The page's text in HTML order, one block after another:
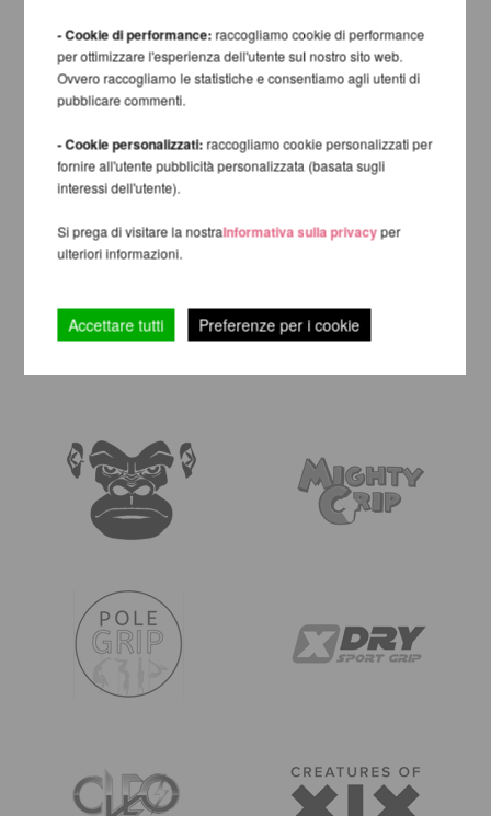
- Cookie di performance: raccogliamo cookie di performance
per ottimizzare l'esperienza dell'utente sul nostro sito web.
Ovvero raccogliamo le statistiche e consentiamo agli utenti di
pubblicare commenti.
- Cookie personalizzati: raccogliamo cookie personalizzati per
fornire all'utente pubblicità personalizzata (basata sugli
interessi dell'utente).
Si prega di visitare la nostraInformativa sulla privacyper
ulteriori informazioni.
Accettare tutti Preferenze per i cookie